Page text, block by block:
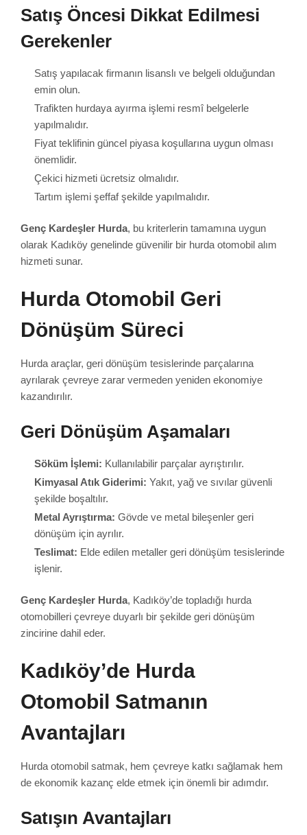
Satış Öncesi Dikkat Edilmesi
Gerekenler
Satış yapılacak firmanın lisanslı ve belgeli olduğundan
emin olun.
Trafikten hurdaya ayırma işlemi resmî belgelerle
yapılmalıdır.
Fiyat teklifinin güncel piyasa koşullarına uygun olması
önemlidir.
Çekici hizmeti ücretsiz olmalıdır.
Tartım işlemi şeffaf şekilde yapılmalıdır.
Genç Kardeşler Hurda, bu kriterlerin tamamına uygun
olarak Kadıköy genelinde güvenilir bir hurda otomobil alım
hizmeti sunar.
Hurda Otomobil Geri
Dönüşüm Süreci
Hurda araçlar, geri dönüşüm tesislerinde parçalarına
ayrılarak çevreye zarar vermeden yeniden ekonomiye
kazandırılır.
Geri Dönüşüm Aşamaları
Söküm İşlemi: Kullanılabilir parçalar ayrıştırılır.
Kimyasal Atık Giderimi: Yakıt, yağ ve sıvılar güvenli
şekilde boşaltılır.
Metal Ayrıştırma: Gövde ve metal bileşenler geri
dönüşüm için ayrılır.
Teslimat: Elde edilen metaller geri dönüşüm tesislerinde
işlenir.
Genç Kardeşler Hurda, Kadıköy’de topladığı hurda
otomobilleri çevreye duyarlı bir şekilde geri dönüşüm
zincirine dahil eder.
Kadıköy’de Hurda
Otomobil Satmanın
Avantajları
Hurda otomobil satmak, hem çevreye katkı sağlamak hem
de ekonomik kazanç elde etmek için önemli bir adımdır.
Satışın Avantajları